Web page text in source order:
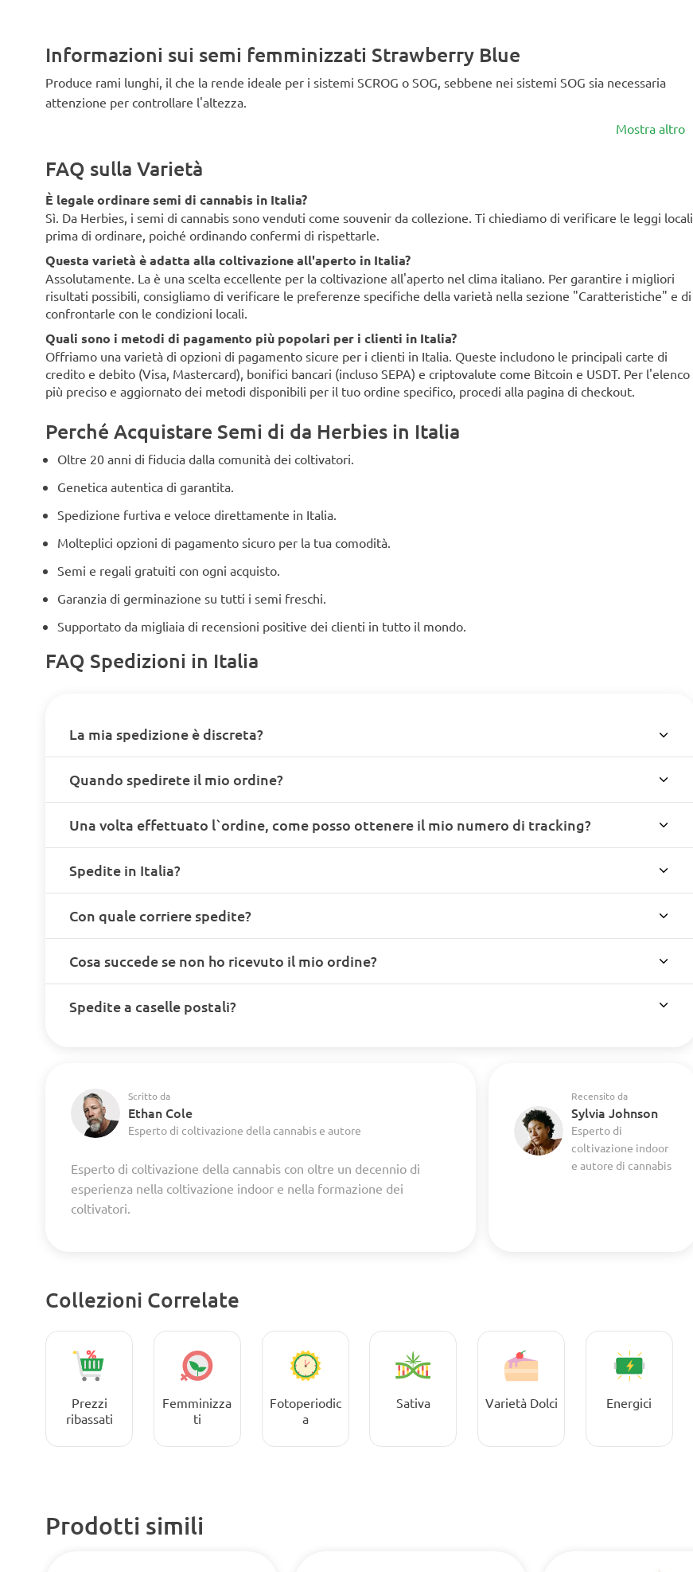
hanno bisogno di molti nutrienti
devi fare un po 'di condimento e lst
per ottenere una resa decente.
Tutti e 3 i fenotipi sono nelle foto
che coltivo questa varietà da anni.
Informazioni sui semi femminizzati Strawberry Blue
Produce rami lunghi, il che la rende ideale per i sistemi SCROG o SOG, sebbene nei sistemi SOG sia necessaria
attenzione per controllare l'altezza.
Mostra altro
FAQ sulla Varietà
È legale ordinare semi di cannabis in Italia?
Sì. Da Herbies, i semi di cannabis sono venduti come souvenir da collezione. Ti chiediamo di verificare le leggi locali
prima di ordinare, poiché ordinando confermi di rispettarle.
Questa varietà è adatta alla coltivazione all'aperto in Italia?
Assolutamente. La è una scelta eccellente per la coltivazione all'aperto nel clima italiano. Per garantire i migliori
risultati possibili, consigliamo di verificare le preferenze specifiche della varietà nella sezione "Caratteristiche" e di
confrontarle con le condizioni locali.
Quali sono i metodi di pagamento più popolari per i clienti in Italia?
Offriamo una varietà di opzioni di pagamento sicure per i clienti in Italia. Queste includono le principali carte di
credito e debito (Visa, Mastercard), bonifici bancari (incluso SEPA) e criptovalute come Bitcoin e USDT. Per l'elenco
più preciso e aggiornato dei metodi disponibili per il tuo ordine specifico, procedi alla pagina di checkout.
Perché Acquistare Semi di da Herbies in Italia
Oltre 20 anni di fiducia dalla comunità dei coltivatori.
Genetica autentica di garantita.
Spedizione furtiva e veloce direttamente in Italia.
Molteplici opzioni di pagamento sicuro per la tua comodità.
Semi e regali gratuiti con ogni acquisto.
Garanzia di germinazione su tutti i semi freschi.
Supportato da migliaia di recensioni positive dei clienti in tutto il mondo.
FAQ Spedizioni in Italia
La mia spedizione è discreta?
Quando spedirete il mio ordine?
Una volta effettuato l`ordine, come posso ottenere il mio numero di tracking?
Spedite in Italia?
Con quale corriere spedite?
Cosa succede se non ho ricevuto il mio ordine?
Spedite a caselle postali?
Scritto da
Ethan Cole
Esperto di coltivazione della cannabis e autore
Esperto di coltivazione della cannabis con oltre un decennio di
esperienza nella coltivazione indoor e nella formazione dei
coltivatori.
Recensito da
Sylvia Johnson
Esperto di
coltivazione indoor
e autore di cannabis
Collezioni Correlate
Prezzi
ribassati
Femminizza
ti
Fotoperiodic
a
Sativa Varietà Dolci Energici
Prodotti simili